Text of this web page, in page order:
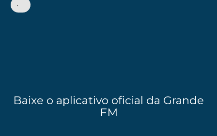
•
Baixe o aplicativo oficial da Grande
FM